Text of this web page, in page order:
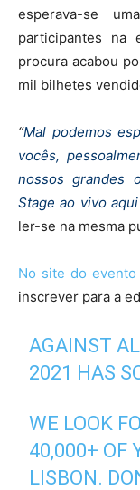
esperava-se
participantes na
procura acabou
mil bilhetes
“Mal podemos
vocês,
nossos grandes
Stage ao vivo
ler-se na mesma
No site do evento
inscrever para a
AGAINST
2021 HAS
WE LOOK
40,000+ OF
LISBON.